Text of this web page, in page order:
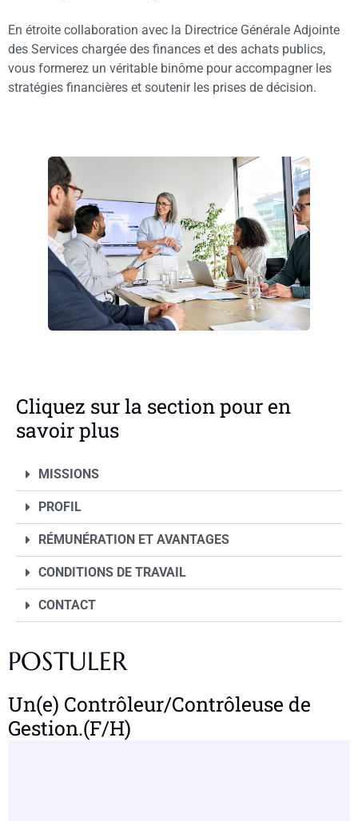
En étroite collaboration avec la Directrice Générale Adjointe
des Services chargée des finances et des achats publics,
vous formerez un véritable binôme pour accompagner les
stratégies financières et soutenir les prises de décision.
Cliquez sur la section pour en
savoir plus
MISSIONS
PROFIL
RÉMUNÉRATION ET AVANTAGES
CONDITIONS DE TRAVAIL
CONTACT
POSTULER
Un(e) Contrôleur/Contrôleuse de
Gestion.(F/H)